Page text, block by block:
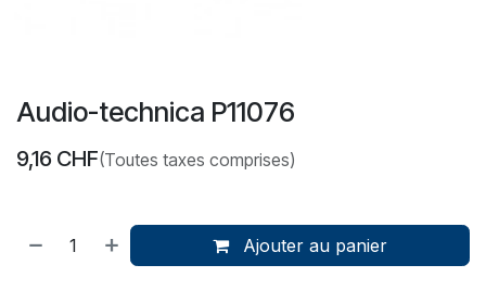
Audio-technica P11076
9,16 CHF(Toutes taxes comprises)
Ajouter au panier